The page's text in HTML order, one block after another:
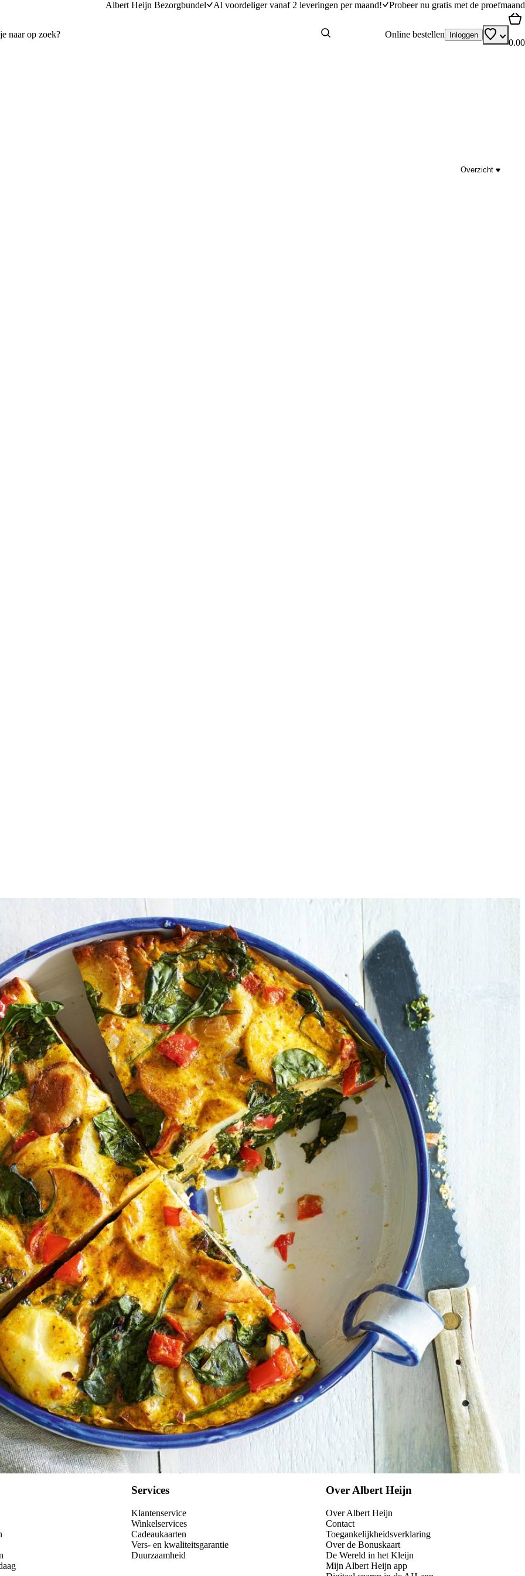
Albert Heijn Bezorgbundel Al voordeliger vanaf 2 leveringen per maand! Probeer nu gratis met de proefmaand
Online bestellen Inloggen
0.00
Overzicht
Kies producten
hoofdgerecht wat eten we vandaag
van de paprika en snijd het vruchtvlees in blokjes. Snipper de ui. Verhit de helft van de olie in een grote koekenpan. Bak de
van de olie in dezelfde pan. Bak de paprika en ui 2 min.
verdampen. Vet de ovenschaal in. Schep de aardappel door de groenten en verdeel over de ovenschaal.
met peper en zout. Schenk over de groenten. Bak de tortilla in de voorverwarmde oven in ca. 30 min. goudbruin en gaar.
Wat vond je van dit recept?
Services
Klantenservice
Winkelservices
Cadeaukaarten
Vers- en kwaliteitsgarantie
Duurzaamheid
Over Albert Heijn
Over Albert Heijn
Contact
Toegankelijkheidsverklaring
Over de Bonuskaart
De Wereld in het Kleijn
Mijn Albert Heijn app